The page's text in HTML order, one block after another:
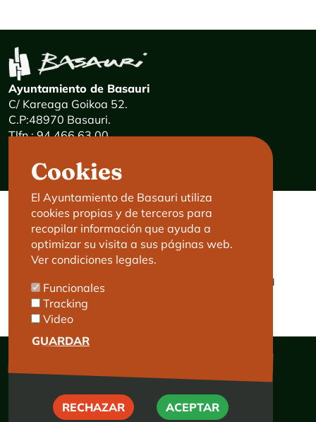
Cookies
El Ayuntamiento de Basauri utiliza
cookies propias y de terceros para
recopilar información que ayuda a
optimizar su visita a sus páginas web.
Ver condiciones legales.
Funcionales
Tracking
Video
GUARDAR
RECHAZAR ACEPTAR
RECHAZAR
Ayuntamiento de Basauri
C/ Kareaga Goikoa 52.
C.P:48970 Basauri.
Tlfn.: 94 466 63 00
E-mail: haz@basauri.eus
CONTACTO
Basauri le atiende
Cita previa
LEGAL
Aviso legal
Política de privacidad
© Ayuntamiento de Basauri 2026